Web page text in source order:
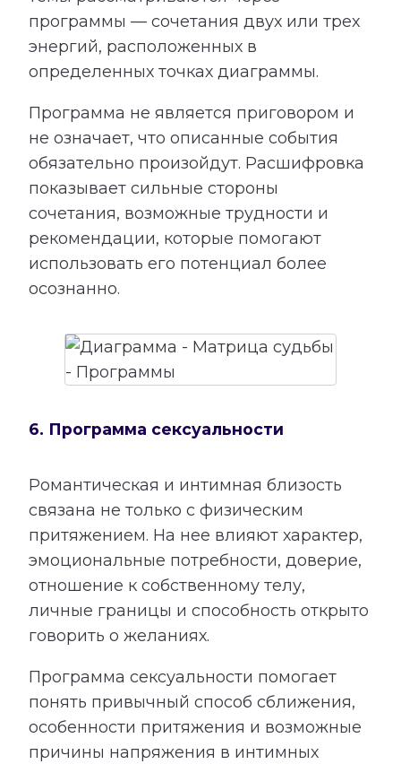
программы — сочетания двух или трех
энергий, расположенных в
определенных точках диаграммы.
Программа не является приговором и
не означает, что описанные события
обязательно произойдут. Расшифровка
показывает сильные стороны
сочетания, возможные трудности и
рекомендации, которые помогают
использовать его потенциал более
осознанно.
6. Программа сексуальности
Романтическая и интимная близость
связана не только с физическим
притяжением. На нее влияют характер,
эмоциональные потребности, доверие,
отношение к собственному телу,
личные границы и способность открыто
говорить о желаниях.
Программа сексуальности помогает
понять привычный способ сближения,
особенности притяжения и возможные
причины напряжения в интимных